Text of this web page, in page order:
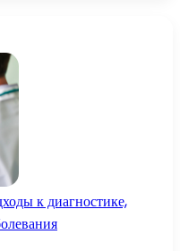
к диагностике,